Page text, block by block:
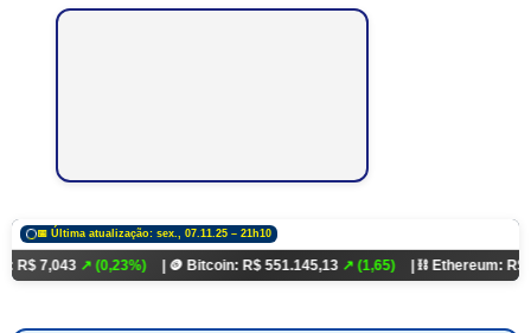
📅 Última atualização: sex., 07.11.25 – 21h10
↗ (0,23%) | 🪙 Bitcoin: R$ 551.145,13↗ (1,65) | ⛓️ Ethereum: R$ 18.321,93